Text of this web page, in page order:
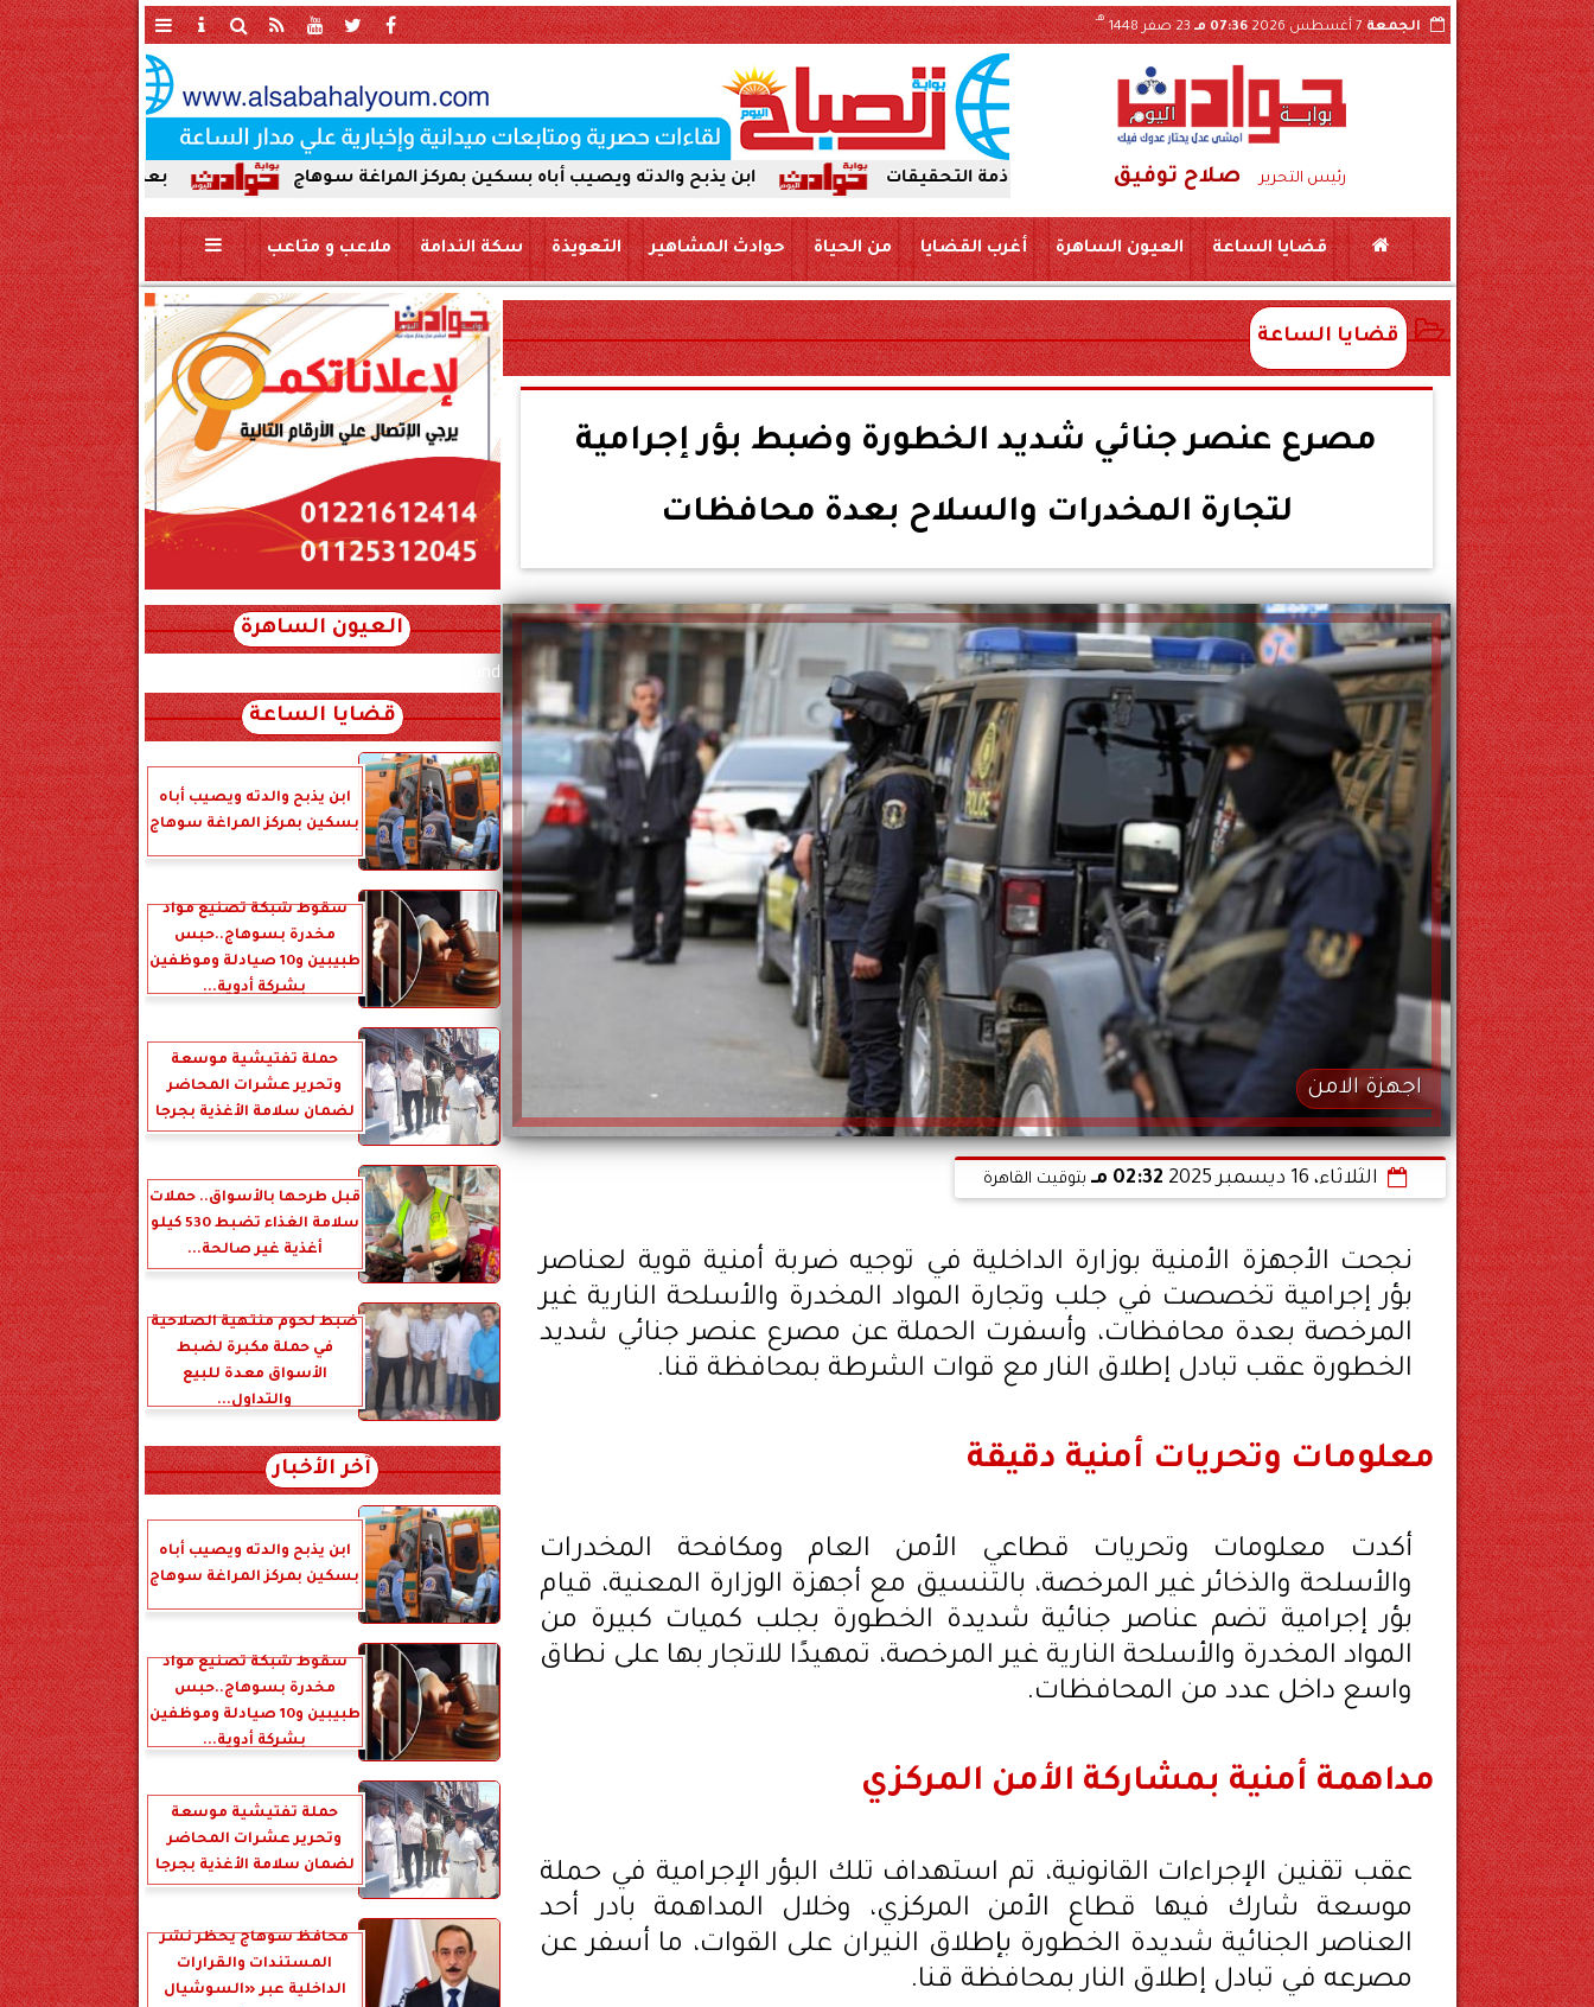
الجمعة7 أغسطس 2026 07:36 مـ 23 صفر 1448
هـ
رئيس التحرير صلاح توفيق بعد ضبط حمير مذبوحة في محافظة ابن يذبح والدته ويصيب أباه بسكين بمركز المراغة سوهاج ذمة التحقيقات
قضايا الساعة العيون الساهرة أغرب القضايا من الحياة حوادث المشاهير التعويذة سكة الندامة ملاعب و متاعب
قضايا الساعة
مصرع عنصر جنائي شديد الخطورة وضبط بؤر إجرامية
لتجارة المخدرات والسلاح بعدة محافظات
اجهزة الامن
الثلاثاء، 16 ديسمبر 2025 02:32 مـ بتوقيت القاهرة
نجحت الأجهزة الأمنية بوزارة الداخلية في توجيه ضربة أمنية قوية لعناصر
بؤر إجرامية تخصصت في جلب وتجارة المواد المخدرة والأسلحة النارية غير
المرخصة بعدة محافظات، وأسفرت الحملة عن مصرع عنصر جنائي شديد
الخطورة عقب تبادل إطلاق النار مع قوات الشرطة بمحافظة قنا.
معلومات وتحريات أمنية دقيقة
أكدت معلومات وتحريات قطاعي الأمن العام ومكافحة المخدرات
والأسلحة والذخائر غير المرخصة، بالتنسيق مع أجهزة الوزارة المعنية، قيام
بؤر إجرامية تضم عناصر جنائية شديدة الخطورة بجلب كميات كبيرة من
المواد المخدرة والأسلحة النارية غير المرخصة، تمهيدًا للاتجار بها على نطاق
واسع داخل عدد من المحافظات.
مداهمة أمنية بمشاركة الأمن المركزي
عقب تقنين الإجراءات القانونية، تم استهداف تلك البؤر الإجرامية في حملة
موسعة شارك فيها قطاع الأمن المركزي، وخلال المداهمة بادر أحد
العناصر الجنائية شديدة الخطورة بإطلاق النيران على القوات، ما أسفر عن
مصرعه في تبادل إطلاق النار بمحافظة قنا.
العيون الساهرة
xml_json/rss/~12.xml x0n not found
قضايا الساعة
ابن يذبح والدته ويصيب أباه
بسكين بمركز المراغة سوهاج
سقوط شبكة تصنيع مواد
مخدرة بسوهاج..حبس
طبيبين و10 صيادلة وموظفين
بشركة أدوية...
حملة تفتيشية موسعة
وتحرير عشرات المحاضر
لضمان سلامة الأغذية بجرجا
قبل طرحها بالأسواق.. حملات
سلامة الغذاء تضبط 530 كيلو
أغذية غير صالحة...
ضبط لحوم منتهية الصلاحية
في حملة مكبرة لضبط
الأسواق معدة للبيع
والتداول...
آخر الأخبار
ابن يذبح والدته ويصيب أباه
بسكين بمركز المراغة سوهاج
سقوط شبكة تصنيع مواد
مخدرة بسوهاج..حبس
طبيبين و10 صيادلة وموظفين
بشركة أدوية...
حملة تفتيشية موسعة
وتحرير عشرات المحاضر
لضمان سلامة الأغذية بجرجا
محافظ سوهاج يحظر نشر
المستندات والقرارات
الداخلية عبر «السوشيال